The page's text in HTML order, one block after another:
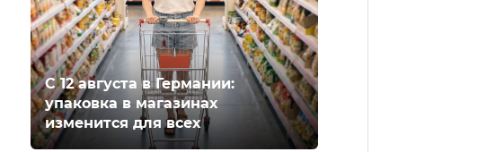
С 12 августа в Германии:
упаковка в магазинах
изменится для всех